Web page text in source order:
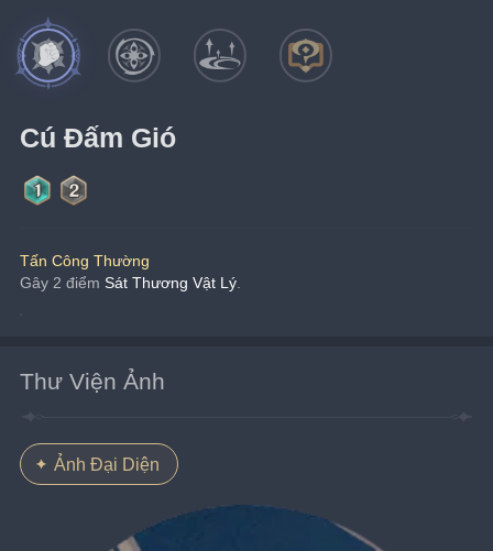
Cú Đấm Gió
Tấn Công Thường
Gây 2 điểm Sát Thương Vật Lý
Thư Viện Ảnh
Ảnh Đại Diện